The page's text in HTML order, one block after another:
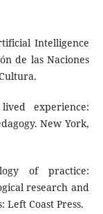
Intelligence
de las Naciones
experience:
New York,
of practice:
research and
Left Coast Press.